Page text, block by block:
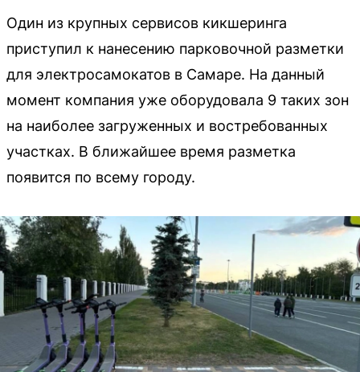
Один из крупных сервисов кикшеринга
приступил к нанесению парковочной разметки
для электросамокатов в Самаре. На данный
момент компания уже оборудовала 9 таких зон
на наиболее загруженных и востребованных
участках. В ближайшее время разметка
появится по всему городу.